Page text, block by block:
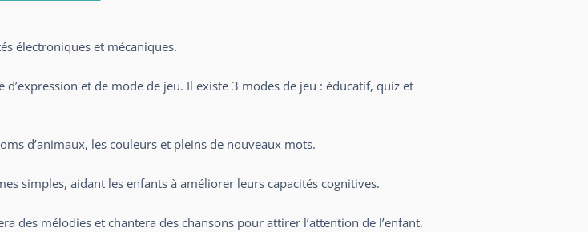
électroniques et mécaniques.
et de mode de jeu. Il existe 3 modes de jeu : éducatif, quiz et
d’animaux, les couleurs et pleins de nouveaux mots.
simples, aidant les enfants à améliorer leurs capacités cognitives.
des mélodies et chantera des chansons pour attirer l’attention de l’enfant.